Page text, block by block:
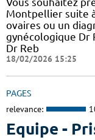
Montpellier suite
ovaires ou un
gynécologique Dr
Dr Reb
18/02/2026 15:25
PAGES
relevance:
Equipe -